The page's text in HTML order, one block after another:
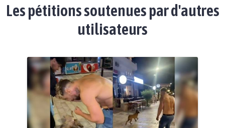
Les pétitions soutenues par d'autres
utilisateurs